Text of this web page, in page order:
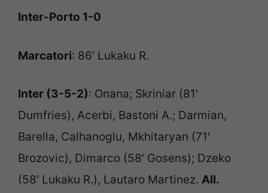
Inter-Porto 1-0
Marcatori: 86′ Lukaku R.
Inter (3-5-2): Onana; Skriniar (81′
Dumfries), Acerbi, Bastoni A.; Darmian,
Barella, Calhanoglu, Mkhitaryan (71′
Brozovic), Dimarco (58′ Gosens); Dzeko
(58′ Lukaku R.), Lautaro Martinez. All.